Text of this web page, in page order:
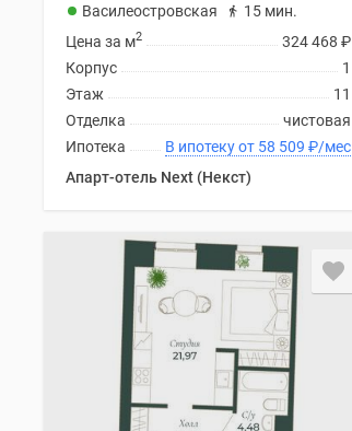
Василеостровская
15 мин.
324 468 ₽
Цена за м2
1
Корпус
11
Этаж
чистовая
Отделка
В ипотеку от 58 509 ₽/мес
Ипотека
Апарт-отель Next (Некст)